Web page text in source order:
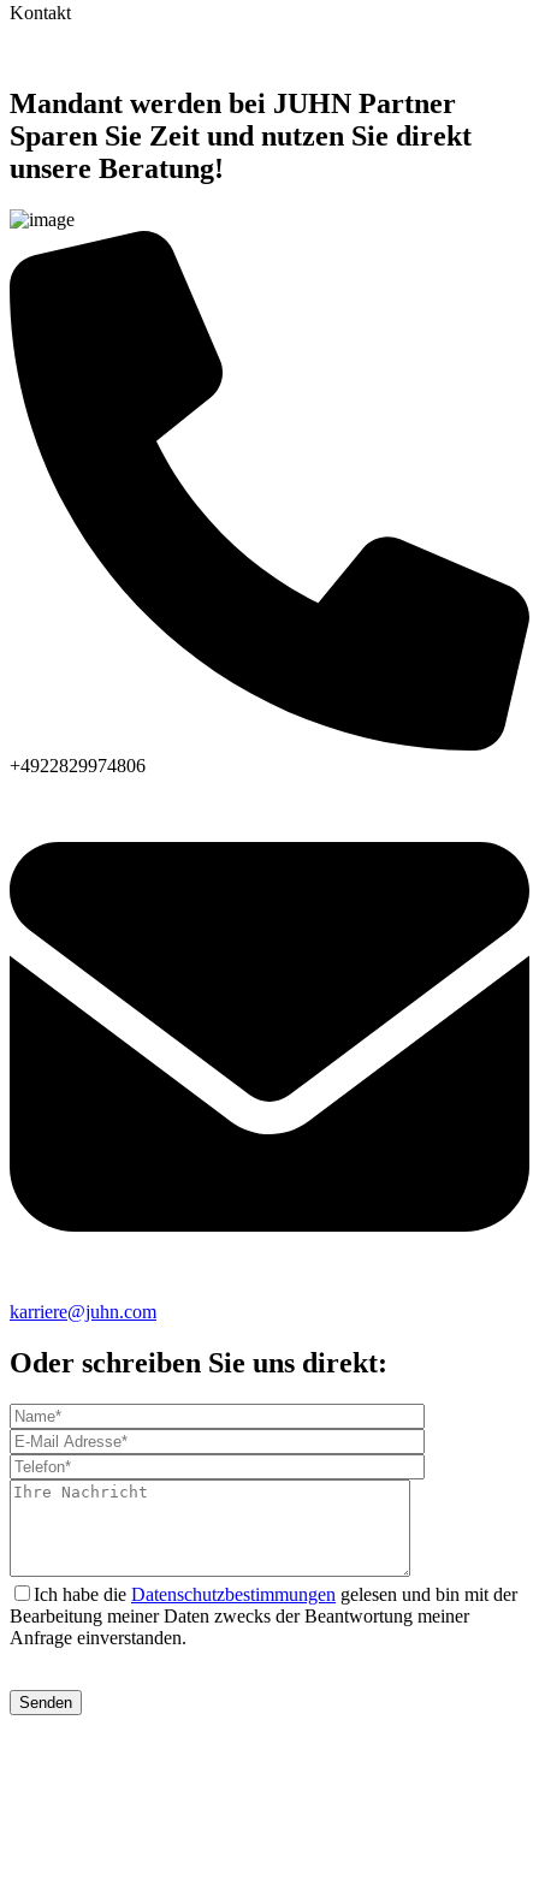
Kontakt
Mandant werden bei JUHN Partner
Sparen Sie Zeit und nutzen Sie direkt
unsere Beratung!
+4922829974806
karriere@juhn.com
Oder schreiben Sie uns direkt:
Ich habe die Datenschutzbestimmungen gelesen und bin mit der
Bearbeitung meiner Daten zwecks der Beantwortung meiner
Anfrage einverstanden.